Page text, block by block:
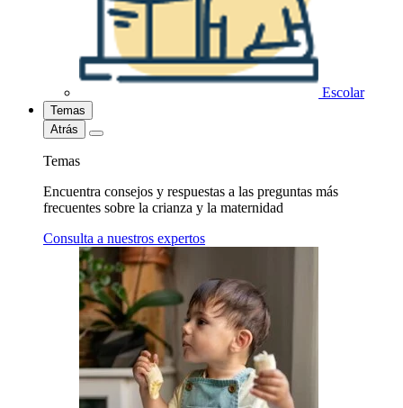
Escolar
Temas
Atrás
Temas
Encuentra consejos y respuestas a las preguntas más
frecuentes sobre la crianza y la maternidad
Consulta a nuestros expertos